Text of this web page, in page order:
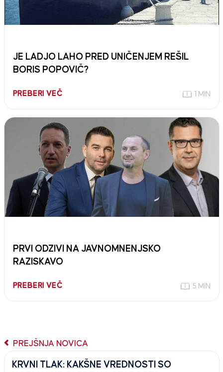
JE LADJO LAHO PRED UNIČENJEM REŠIL
BORIS POPOVIČ?
PREBERI VEČ 1 MIN
PRVI ODZIVI NA JAVNOMNENJSKO
RAZISKAVO
PREBERI VEČ 5 MIN
PREJŠNJA NOVICA
KRVNI TLAK: KAKŠNE VREDNOSTI SO